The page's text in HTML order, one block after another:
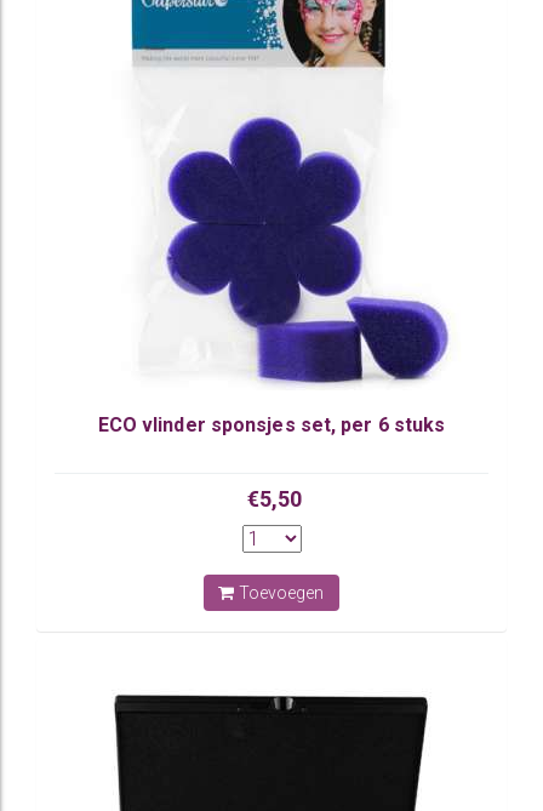
ECO vlinder sponsjes set, per 6 stuks
€5,50
Toevoegen